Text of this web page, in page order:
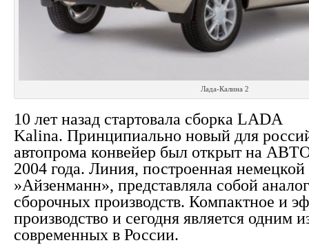
Лада-Калина 2
10 лет назад стартовала сборка LADA
Kalina. Принципиально новый для
автопрома конвейер был открыт на
2004 года. Линия, построенная
»Айзенманн», представляла собой
сборочных производств. Компактное и
производство и сегодня является одним
современных в России.